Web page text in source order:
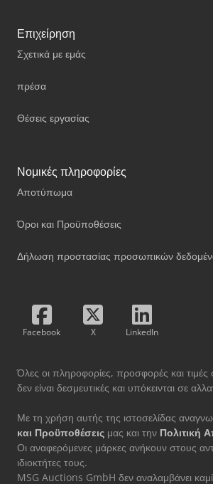
Επιχείρηση
Σχετικά με εμάς
πρέσα
Θέσεις εργασίας
Νομικές πληροφορίες
Αποτύπωμα
Όροι και Προϋποθέσεις
Δήλωση προστασίας προσωπικών
Facebook X LinkedIn
Όλες οι πληροφορίες, προσφορές και τιμές
δεν είναι δεσμευτικές και υπόκεινται σε
Με τη χρήση αυτής της ιστοσελίδας
και Προϋποθέσεις μας και την Πολιτική
Οι αναφερόμενες μάρκες ανήκουν στους
ιδιοκτήτες τους.
MSG Auctions GmbH δεν αναλαμβάνει